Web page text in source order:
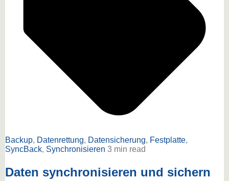
Backup, Datenrettung, Datensicherung, Festplatte,
SyncBack, Synchronisieren 3 min read
Daten synchronisieren und sichern